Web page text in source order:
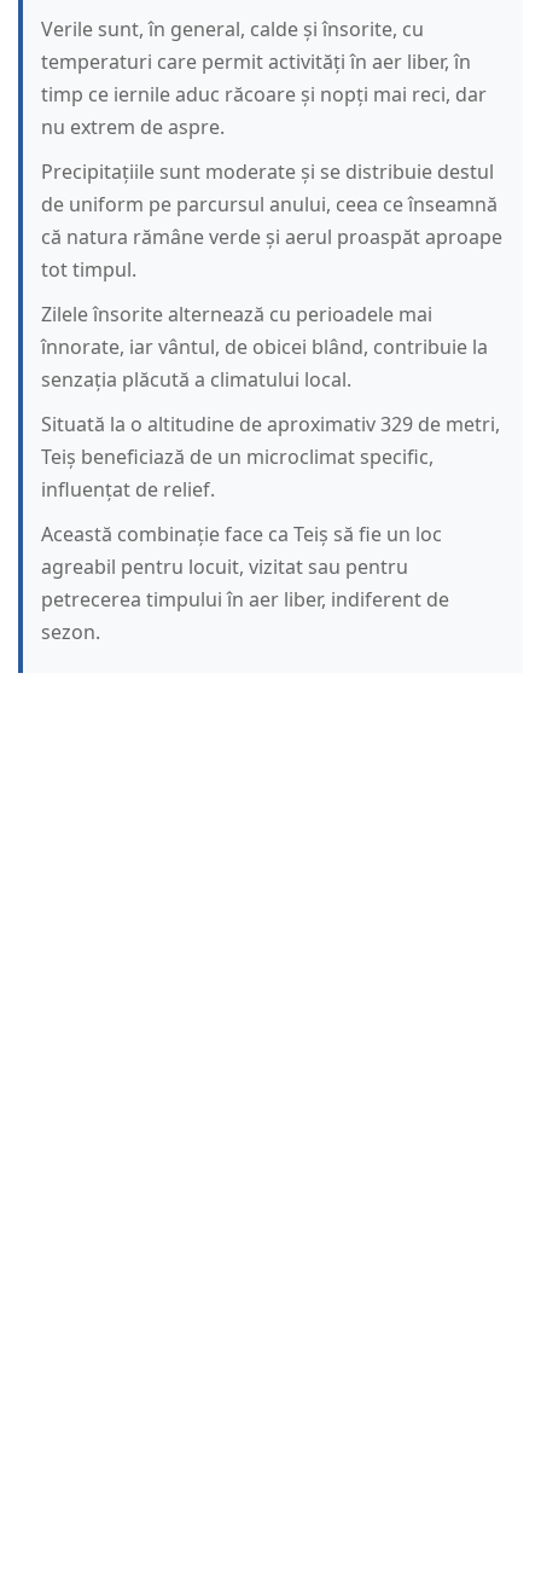
Verile sunt, în general, calde și însorite, cu
temperaturi care permit activități în aer liber, în
timp ce iernile aduc răcoare și nopți mai reci, dar
nu extrem de aspre.
Precipitațiile sunt moderate și se distribuie destul
de uniform pe parcursul anului, ceea ce înseamnă
că natura rămâne verde și aerul proaspăt aproape
tot timpul.
Zilele însorite alternează cu perioadele mai
înnorate, iar vântul, de obicei blând, contribuie la
senzația plăcută a climatului local.
Situată la o altitudine de aproximativ 329 de metri,
Teiș beneficiază de un microclimat specific,
influențat de relief.
Această combinație face ca Teiș să fie un loc
agreabil pentru locuit, vizitat sau pentru
petrecerea timpului în aer liber, indiferent de
sezon.